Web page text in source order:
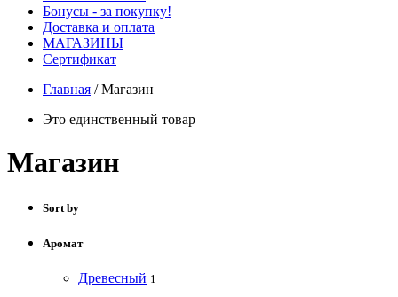
Бонусы - за покупку!
Доставка и оплата
МАГАЗИНЫ
Cертификат
Главная /Магазин
Это единственный товар
Магазин
Sort by
Аромат
Древесный 1